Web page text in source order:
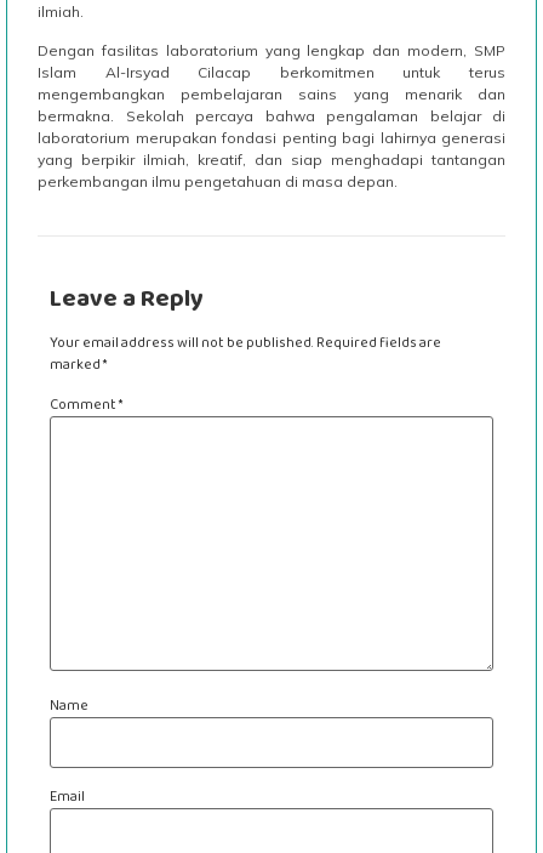
ilmiah.
Dengan fasilitas laboratorium yang lengkap dan modern, SMP
Islam Al-Irsyad Cilacap berkomitmen untuk terus
mengembangkan pembelajaran sains yang menarik dan
bermakna. Sekolah percaya bahwa pengalaman belajar di
laboratorium merupakan fondasi penting bagi lahirnya generasi
yang berpikir ilmiah, kreatif, dan siap menghadapi tantangan
perkembangan ilmu pengetahuan di masa depan.
Leave a Reply
Your email address will not be published. Required fields are
marked*
Comment*
Name
Email